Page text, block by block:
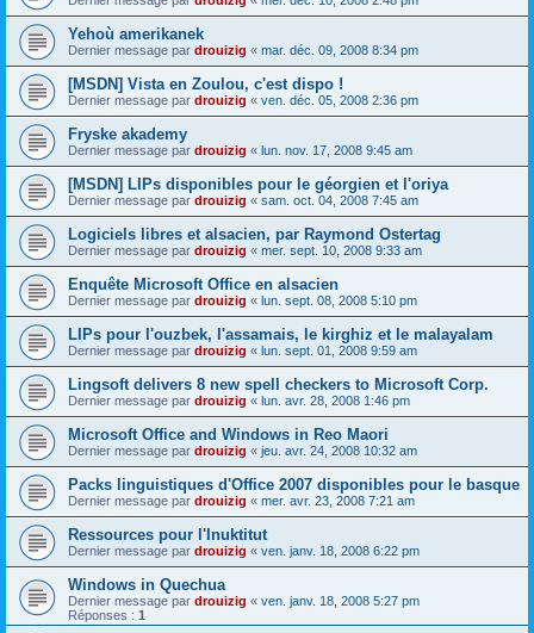
Yehoù amerikanek
Dernier message par drouizig « mar. déc. 09, 2008 8:34 pm
[MSDN] Vista en Zoulou, c'est dispo !
Dernier message par drouizig « ven. déc. 05, 2008 2:36 pm
Fryske akademy
Dernier message par drouizig « lun. nov. 17, 2008 9:45 am
[MSDN] LIPs disponibles pour le géorgien et l'oriya
Dernier message par drouizig « sam. oct. 04, 2008 7:45 am
Logiciels libres et alsacien, par Raymond Ostertag
Dernier message par drouizig « mer. sept. 10, 2008 9:33 am
Enquête Microsoft Office en alsacien
Dernier message par drouizig « lun. sept. 08, 2008 5:10 pm
LIPs pour l'ouzbek, l'assamais, le kirghiz et le malayalam
Dernier message par drouizig « lun. sept. 01, 2008 9:59 am
Lingsoft delivers 8 new spell checkers to Microsoft Corp.
Dernier message par drouizig « lun. avr. 28, 2008 1:46 pm
Microsoft Office and Windows in Reo Maori
Dernier message par drouizig « jeu. avr. 24, 2008 10:32 am
Packs linguistiques d'Office 2007 disponibles pour le basque
Dernier message par drouizig « mer. avr. 23, 2008 7:21 am
Ressources pour l'Inuktitut
Dernier message par drouizig « ven. janv. 18, 2008 6:22 pm
Windows in Quechua
Dernier message par drouizig « ven. janv. 18, 2008 5:27 pm
Réponses : 1